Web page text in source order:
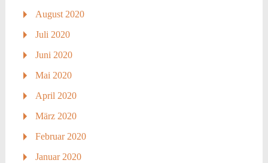
August 2020
Juli 2020
Juni 2020
Mai 2020
April 2020
März 2020
Februar 2020
Januar 2020